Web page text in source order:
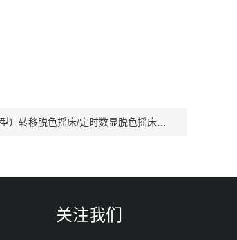
脱色摇床/定时数显脱色摇床，多功能转移脱色摇床
关注我们